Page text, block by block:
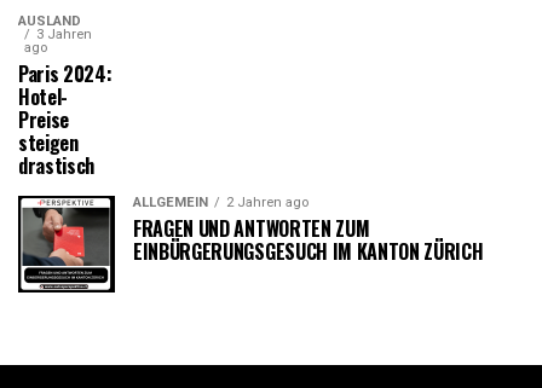
AUSLAND
3 Jahren
ago
Paris 2024:
Hotel-
Preise
steigen
drastisch
ALLGEMEIN 2 Jahren ago
FRAGEN UND ANTWORTEN ZUM
EINBÜRGERUNGSGESUCH IM KANTON ZÜRICH